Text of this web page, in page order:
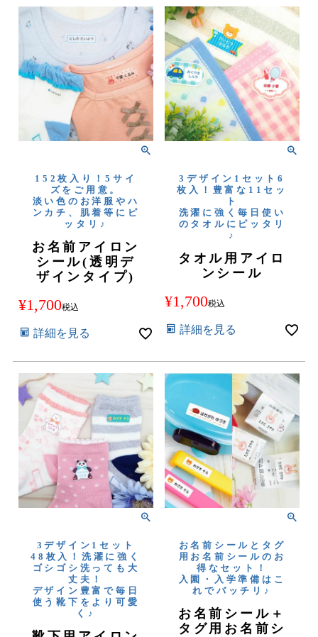
152枚入り！5サイ
ズをご用意。
淡い色のお洋服やハ
ンカチ、肌着等にピ
ッタリ♪
お名前アイロン
シール(透明デ
ザインタイプ)
¥1,700税込
詳細を見る
3デザイン1セット6
枚入！豊富な11セッ
ト
洗濯に強く毎日使い
のタオルにピッタリ
♪
タオル用アイロ
ンシール
¥1,700税込
詳細を見る
3デザイン1セット
48枚入！洗濯に強く
ゴシゴシ洗っても大
丈夫！
デザイン豊富で毎日
使う靴下をより可愛
く♪
お名前シールとタグ
用お名前シールのお
得なセット！
入園・入学準備はこ
れでバッチリ♪
お名前シール＋
タグ用お名前シ